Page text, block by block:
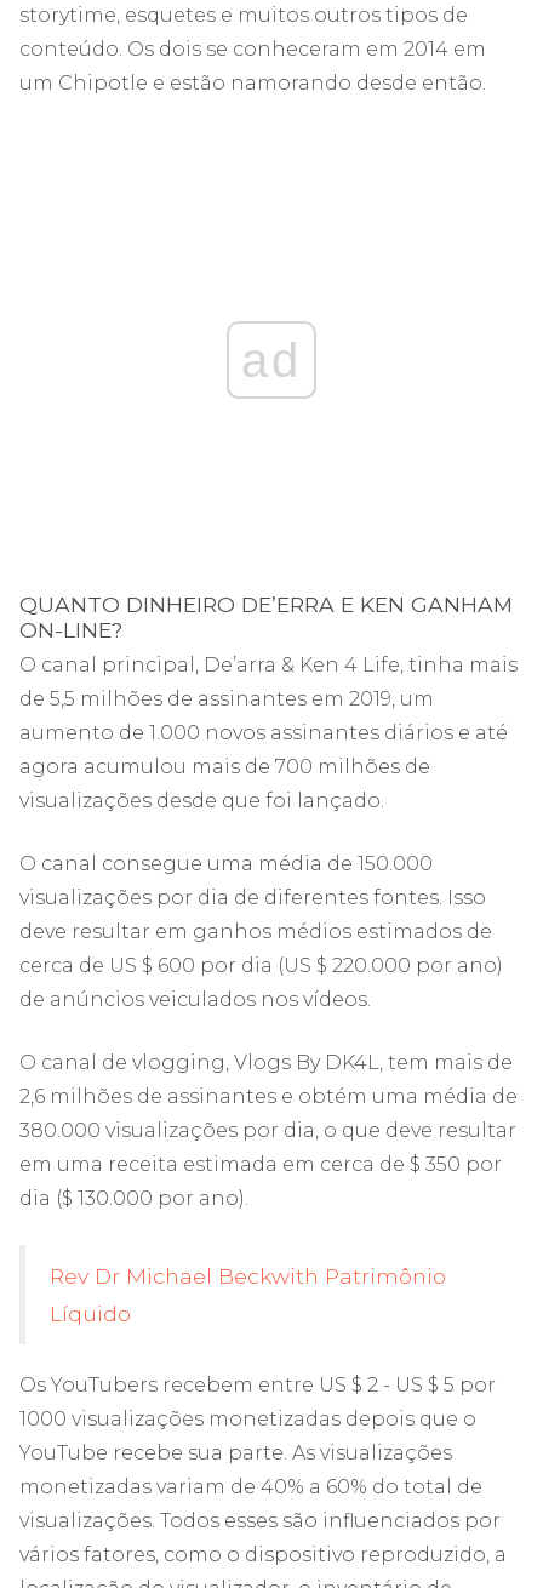
storytime, esquetes e muitos outros tipos de
conteúdo. Os dois se conheceram em 2014 em
um Chipotle e estão namorando desde então.
ad
QUANTO DINHEIRO DE’ERRA E KEN GANHAM
ON-LINE?
O canal principal, De’arra & Ken 4 Life, tinha mais
de 5,5 milhões de assinantes em 2019, um
aumento de 1.000 novos assinantes diários e até
agora acumulou mais de 700 milhões de
visualizações desde que foi lançado.
O canal consegue uma média de 150.000
visualizações por dia de diferentes fontes. Isso
deve resultar em ganhos médios estimados de
cerca de US $ 600 por dia (US $ 220.000 por ano)
de anúncios veiculados nos vídeos.
O canal de vlogging, Vlogs By DK4L, tem mais de
2,6 milhões de assinantes e obtém uma média de
380.000 visualizações por dia, o que deve resultar
em uma receita estimada em cerca de $ 350 por
dia ($ 130.000 por ano).
Rev Dr Michael Beckwith Patrimônio
Líquido
Os YouTubers recebem entre US $ 2 - US $ 5 por
1000 visualizações monetizadas depois que o
YouTube recebe sua parte. As visualizações
monetizadas variam de 40% a 60% do total de
visualizações. Todos esses são influenciados por
vários fatores, como o dispositivo reproduzido, a